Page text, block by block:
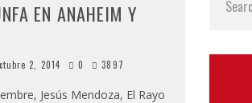
EN ANAHEIM Y
2, 2014 0 3897
Jesús Mendoza, El Rayo